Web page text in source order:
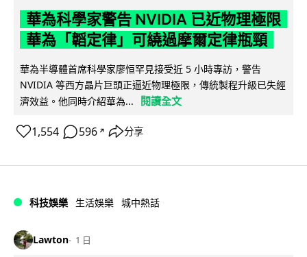
華為科學家警告 NVIDIA 已近物理極限
華為「韜定律」可繞過摩爾定律瓶頸
華為半導體首席科學家廖恒罕見接受近 5 小時專訪，警告
NVIDIA 等西方晶片巨頭正逼近物理極限，傳統製程升級已失經
濟效益。他同時介紹華為...
閱讀全文
1,554 596 ↗ 分享
科技娛樂 生活娛樂 城中熱話
Lawton 1 日